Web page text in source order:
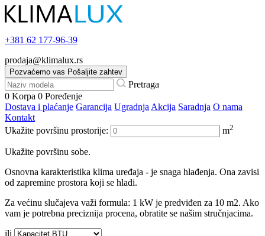
+381 62 177-96-39
prodaja@klimalux.rs
Pozvaćemo vas Pošaljite zahtev
Pretraga
0 Korpa 0 Poređenje
Dostava i plaćanje Garancija Ugradnja Akcija Saradnja O nama
Kontakt
Ukažite površinu prostorije:
m2
Ukažite površinu sobe.
Osnovna karakteristika klima uređaja - je snaga hlađenja. Ona zavisi
od zapremine prostora koji se hladi.
Za većinu slučajeva važi formula: 1 kW je predviđen za 10 m2. Ako
vam je potrebna preciznija procena, obratite se našim stručnjacima.
ili